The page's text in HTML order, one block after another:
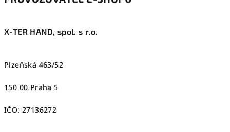
X-TER HAND, spol. s r.o.
Plzeňská 463/52
150 00 Praha 5
IČO: 27136272